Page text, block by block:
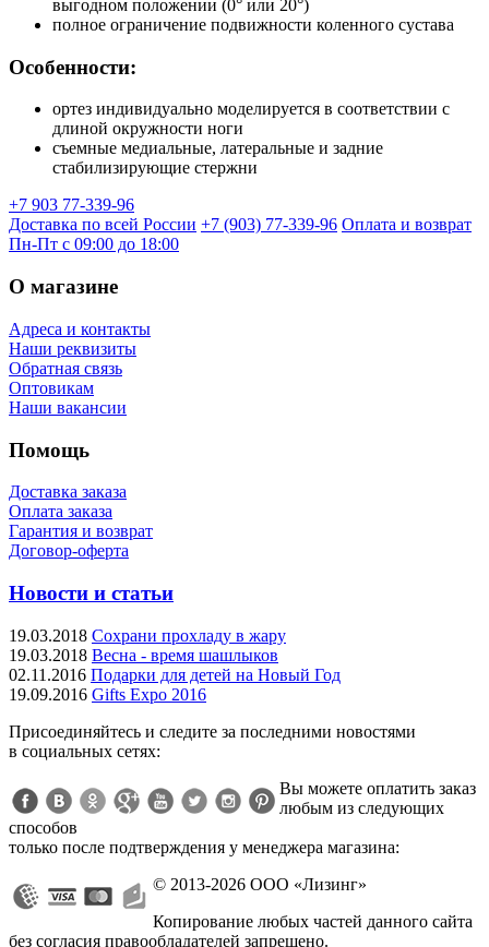
выгодном положении (0° или 20°)
полное ограничение подвижности коленного сустава
Особенности:
ортез индивидуально моделируется в соответствии с
длиной окружности ноги
съемные медиальные, латеральные и задние
стабилизирующие стержни
+7 903 77-339-96
Доставка по всей России +7 (903) 77-339-96 Оплата и возврат
Пн-Пт с 09:00 до 18:00
О магазине
Адреса и контакты
Наши реквизиты
Обратная связь
Оптовикам
Наши вакансии
Помощь
Доставка заказа
Оплата заказа
Гарантия и возврат
Договор-оферта
Новости и статьи
19.03.2018 Сохрани прохладу в жару
19.03.2018 Весна - время шашлыков
02.11.2016 Подарки для детей на Новый Год
19.09.2016 Gifts Expo 2016
Присоединяйтесь и следите за последними новостями
в социальных сетях:
Вы можете оплатить заказ
любым из следующих
способов
только после подтверждения у менеджера магазина:
© 2013-2026 ООО «Лизинг»
Копирование любых частей данного сайта
без согласия правообладателей запрещено.